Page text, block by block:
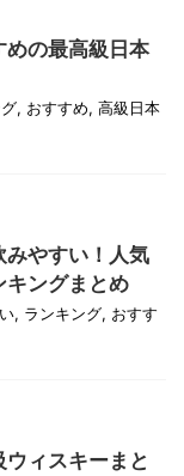
めの最高級日本
, おすすめ, 高級日本
みやすい！人気
キングまとめ
, ランキング, おすす
ィスキーまと